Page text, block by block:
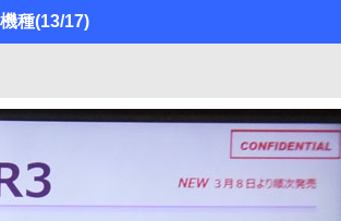
種(13/17)